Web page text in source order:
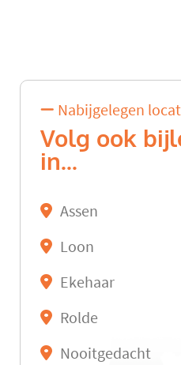
Nabijgelegen
Volg ook
in...
Assen
Loon
Ekehaar
Rolde
Nooitgedacht